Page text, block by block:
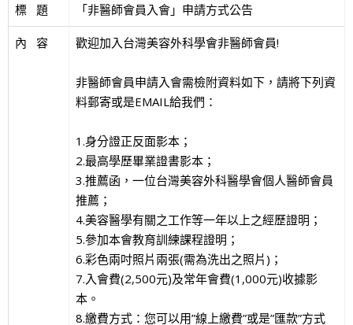
標   題 「非醫師會員入會」申請方式公告
內   容 歡迎加入台灣美容外科學會非醫師會員!
非醫師會員申請入會需檢附資料如下，請將下列資
料郵寄或是EMAIL給我們：
1.身分證正反面影本；
2.最高學歷畢業證書影本；
3.推薦函，一位台灣美容外科醫學會個人醫師會員
推薦；
4.美容醫學有關之工作等一年以上之經歷證明；
5.參加本會教育訓練課程證明；
6.彩色兩吋照片兩張(需為洗出之照片)；
7.入會費(2,500元)及常年會費(1,000元)收據影
本。
8.繳費方式：您可以用”線上繳費”或是”匯款”方式